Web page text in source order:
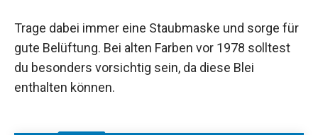
Trage dabei immer eine Staubmaske und sorge für
gute Belüftung. Bei alten Farben vor 1978 solltest
du besonders vorsichtig sein, da diese Blei
enthalten können.